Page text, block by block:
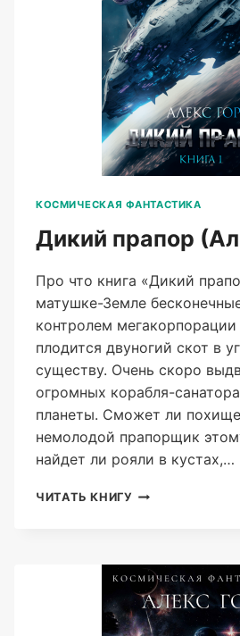
КОСМИЧЕСКАЯ ФАНТАСТИКА
Дикий прапор
Про что книга «Дикий
матушке-Земле
контролем мегакорпорации
плодится двуногий скот в
существу. Очень скоро
огромных корабля-
планеты. Сможет ли
немолодой прапорщик
найдет ли рояли в кустах,…
ЧИТАТЬ КНИГУ ДИКИЙ